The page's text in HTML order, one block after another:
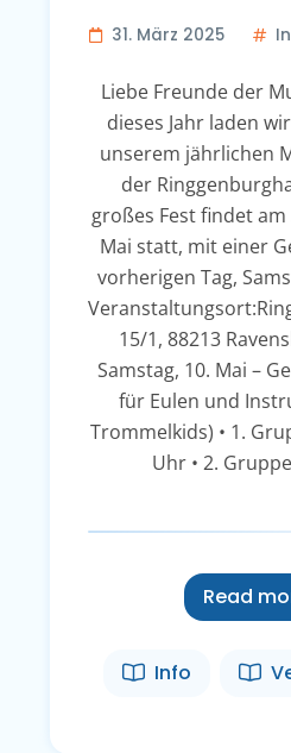
31. März 2025
Liebe Freunde der
dieses Jahr laden
unserem jährlichen
der
großes Fest findet
Mai statt, mit einer
vorherigen Tag,
15/1, 88213
Samstag, 10. Mai –
für Eulen und
Trommelkids) • 1.
Uhr • 2.
Read
Info